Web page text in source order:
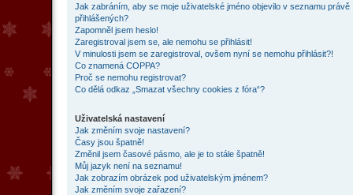
Jak zabráním, aby se moje uživatelské jméno objevilo v seznamu právě
přihlášených?
Zapomněl jsem heslo!
Zaregistroval jsem se, ale nemohu se přihlásit!
V minulosti jsem se zaregistroval, ovšem nyní se nemohu přihlásit?!
Co znamená COPPA?
Proč se nemohu registrovat?
Co dělá odkaz „Smazat všechny cookies z fóra“?
Uživatelská nastavení
Jak změním svoje nastavení?
Časy jsou špatně!
Změnil jsem časové pásmo, ale je to stále špatně!
Můj jazyk není na seznamu!
Jak zobrazím obrázek pod uživatelským jménem?
Jak změním svoje zařazení?